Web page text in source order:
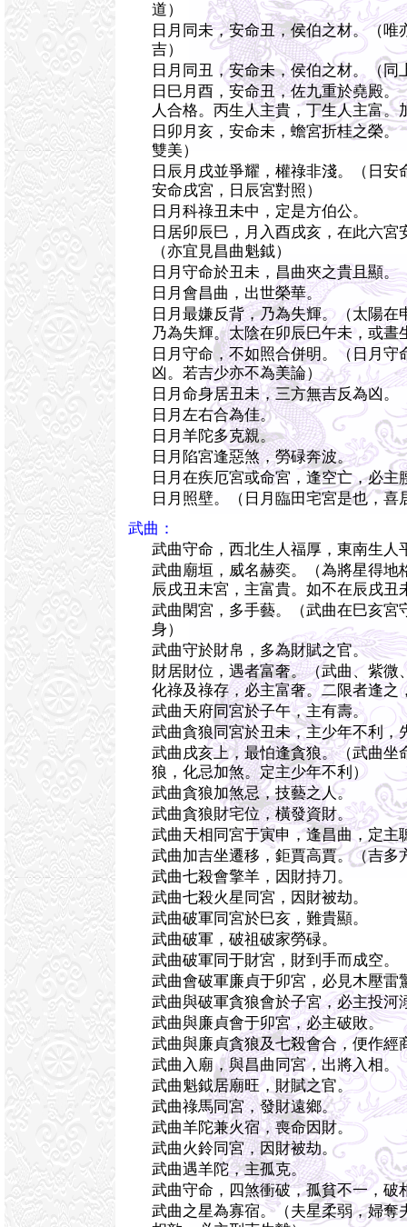
道）
日月同未，安命丑，侯伯之材。（唯
吉）
日月同丑，安命未，侯伯之材。（同
日巳月酉，安命丑，佐九重於堯殿
人合格。丙生人主貴，丁生人主富。
日卯月亥，安命未，蟾宮折桂之榮
雙美）
日辰月戌並爭耀，權祿非淺。（日
安命戌宮，日辰宮對照）
日月科祿丑未中，定是方伯公。
日居卯辰巳，月入酉戌亥，在此六
（亦宜見昌曲魁鉞）
日月守命於丑未，昌曲夾之貴且顯。
日月會昌曲，出世榮華。
日月最嫌反背，乃為失輝。（太陽
乃為失輝。太陰在卯辰巳午未，或晝
日月守命，不如照合併明。（日月守
凶。若吉少亦不為美論）
日月命身居丑未，三方無吉反為凶。
日月左右合為佳。
日月羊陀多克親。
日月陷宮逢惡煞，勞碌奔波。
日月在疾厄宮或命宮，逢空亡，必主
日月照壁。（日月臨田宅宮是也，喜
武曲：
武曲守命，西北生人福厚，東南生人
武曲廟垣，威名赫奕。（為將星得地
辰戌丑未宮，主富貴。如不在辰戌丑
武曲閑宮，多手藝。（武曲在巳亥宮
身）
武曲守於財帛，多為財賦之官。
財居財位，遇者富奢。（武曲、紫微
化祿及祿存，必主富奢。二限者逢之
武曲天府同宮於子午，主有壽。
武曲貪狼同宮於丑未，主少年不利，
武曲戌亥上，最怕逢貪狼。（武曲坐
狼，化忌加煞。定主少年不利）
武曲貪狼加煞忌，技藝之人。
武曲貪狼財宅位，橫發資財。
武曲天相同宮于寅申，逢昌曲，定主
武曲加吉坐遷移，鉅賈高賈。（吉多
武曲七殺會擎羊，因財持刀。
武曲七殺火星同宮，因財被劫。
武曲破軍同宮於巳亥，難貴顯。
武曲破軍，破祖破家勞碌。
武曲破軍同于財宮，財到手而成空。
武曲會破軍廉貞于卯宮，必見木壓雷
武曲與破軍貪狼會於子宮，必主投河
武曲與廉貞會于卯宮，必主破敗。
武曲與廉貞貪狼及七殺會合，便作經
武曲入廟，與昌曲同宮，出將入相。
武曲魁鉞居廟旺，財賦之官。
武曲祿馬同宮，發財遠鄉。
武曲羊陀兼火宿，喪命因財。
武曲火鈴同宮，因財被劫。
武曲遇羊陀，主孤克。
武曲守命，四煞衝破，孤貧不一，破
武曲之星為寡宿。（夫星柔弱，婦奪